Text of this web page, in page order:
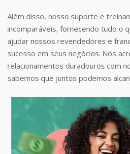
Além disso, nosso suporte e
incomparáveis, fornecendo tudo o
ajudar nossos revendedores e
sucesso em seus negócios. Nós
relacionamentos duradouros com
sabemos que juntos podemos